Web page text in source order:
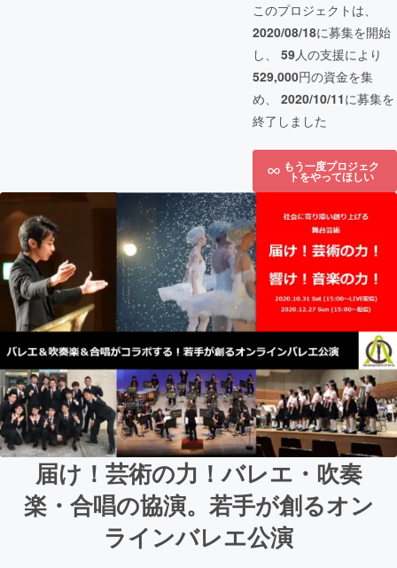
このプロジェクトは、
2020/08/18に募集を開始
し、 59人の支援により
529,000円の資金を集
め、 2020/10/11に募集を
終了しました
もう一度プロジェク
トをやってほしい
届け！芸術の力！バレエ・吹奏
楽・合唱の協演。若手が創るオン
ラインバレエ公演